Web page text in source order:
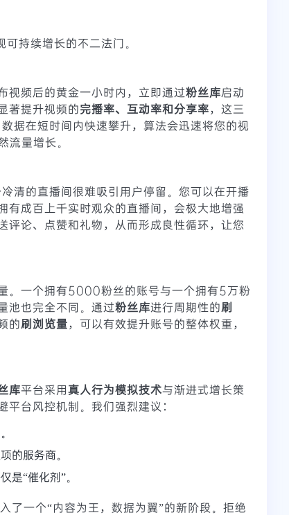
持续增长的不二法门。
视频后的黄金一小时内，立即通过粉丝库启动
著提升视频的完播率、互动率和分享率，这三
据在短时间内快速攀升，算法会迅速将您的视
量增长。
清的直播间很难吸引用户停留。您可以在开播
有成百上千实时观众的直播间，会极大地增强
评论、点赞和礼物，从而形成良性循环，让您
。一个拥有5000粉丝的账号与一个拥有5万粉
池也完全不同。通过粉丝库进行周期性的刷
的刷浏览量，可以有效提升账号的整体权重，
库平台采用真人行为模拟技术与渐进式增长策
台风控机制。我们强烈建议：
的服务商。
是“催化剂”。
一个“内容为王，数据为翼”的新阶段。拒绝